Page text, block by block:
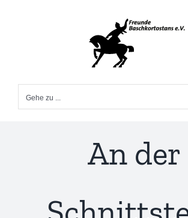
Gehe zu ...
An der